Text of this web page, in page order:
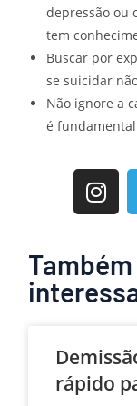
depressão ou
tem
Buscar por
se suicidar
Não ignore a
é
rápido